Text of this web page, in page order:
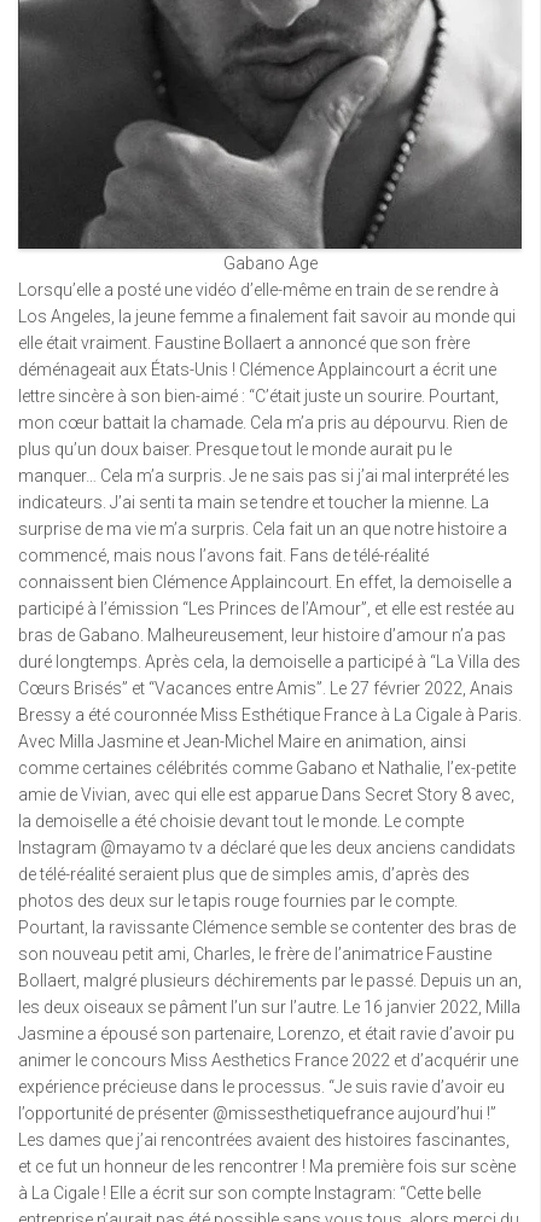
Gabano Age
Lorsqu’elle a posté une vidéo d’elle-même en train de se rendre à
Los Angeles, la jeune femme a finalement fait savoir au monde qui
elle était vraiment. Faustine Bollaert a annoncé que son frère
déménageait aux États-Unis ! Clémence Applaincourt a écrit une
lettre sincère à son bien-aimé : “C’était juste un sourire. Pourtant,
mon cœur battait la chamade. Cela m’a pris au dépourvu. Rien de
plus qu’un doux baiser. Presque tout le monde aurait pu le
manquer… Cela m’a surpris. Je ne sais pas si j’ai mal interprété les
indicateurs. J’ai senti ta main se tendre et toucher la mienne. La
surprise de ma vie m’a surpris. Cela fait un an que notre histoire a
commencé, mais nous l’avons fait. Fans de télé-réalité
connaissent bien Clémence Applaincourt. En effet, la demoiselle a
participé à l’émission “Les Princes de l’Amour”, et elle est restée au
bras de Gabano. Malheureusement, leur histoire d’amour n’a pas
duré longtemps. Après cela, la demoiselle a participé à “La Villa des
Cœurs Brisés” et “Vacances entre Amis”. Le 27 février 2022, Anais
Bressy a été couronnée Miss Esthétique France à La Cigale à Paris.
Avec Milla Jasmine et Jean-Michel Maire en animation, ainsi
comme certaines célébrités comme Gabano et Nathalie, l’ex-petite
amie de Vivian, avec qui elle est apparue Dans Secret Story 8 avec,
la demoiselle a été choisie devant tout le monde. Le compte
Instagram @mayamo tv a déclaré que les deux anciens candidats
de télé-réalité seraient plus que de simples amis, d’après des
photos des deux sur le tapis rouge fournies par le compte.
Pourtant, la ravissante Clémence semble se contenter des bras de
son nouveau petit ami, Charles, le frère de l’animatrice Faustine
Bollaert, malgré plusieurs déchirements par le passé. Depuis un an,
les deux oiseaux se pâment l’un sur l’autre. Le 16 janvier 2022, Milla
Jasmine a épousé son partenaire, Lorenzo, et était ravie d’avoir pu
animer le concours Miss Aesthetics France 2022 et d’acquérir une
expérience précieuse dans le processus. “Je suis ravie d’avoir eu
l’opportunité de présenter @missesthetiquefrance aujourd’hui !”
Les dames que j’ai rencontrées avaient des histoires fascinantes,
et ce fut un honneur de les rencontrer ! Ma première fois sur scène
à La Cigale ! Elle a écrit sur son compte Instagram: “Cette belle